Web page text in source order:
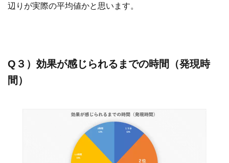
辺りが実際の平均値かと思います。
Q３）効果が感じられるまでの時間（発現時
間）